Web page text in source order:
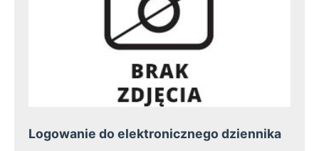
Logowanie do elektronicznego dziennika